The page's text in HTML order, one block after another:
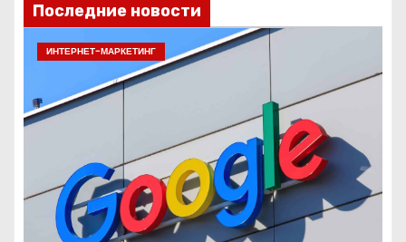
Последние новости
ИНТЕРНЕТ-МАРКЕТИНГ